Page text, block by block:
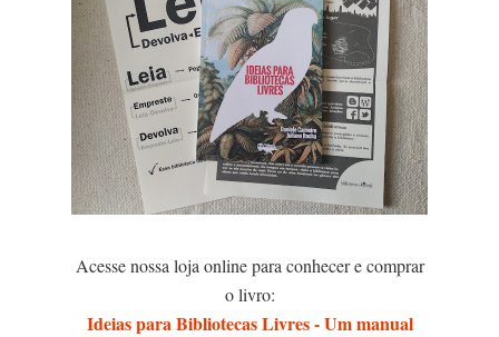
Acesse nossa loja online para conhecer e comprar
o livro:
Ideias para Bibliotecas Livres - Um manual